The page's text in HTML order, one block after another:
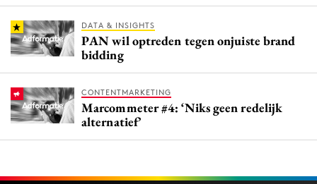
DATA & INSIGHTS
PAN wil optreden tegen onjuiste brand
bidding
CONTENTMARKETING
Marcommeter #4: ‘Niks geen redelijk
alternatief’